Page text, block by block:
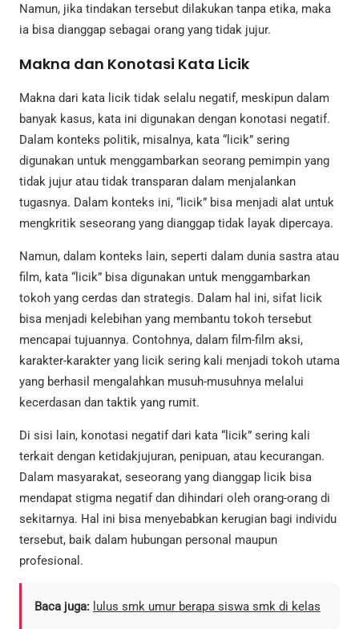
Namun, jika tindakan tersebut dilakukan tanpa etika, maka
ia bisa dianggap sebagai orang yang tidak jujur.
Makna dan Konotasi Kata Licik
Makna dari kata licik tidak selalu negatif, meskipun dalam
banyak kasus, kata ini digunakan dengan konotasi negatif.
Dalam konteks politik, misalnya, kata “licik” sering
digunakan untuk menggambarkan seorang pemimpin yang
tidak jujur atau tidak transparan dalam menjalankan
tugasnya. Dalam konteks ini, “licik” bisa menjadi alat untuk
mengkritik seseorang yang dianggap tidak layak dipercaya.
Namun, dalam konteks lain, seperti dalam dunia sastra atau
film, kata “licik” bisa digunakan untuk menggambarkan
tokoh yang cerdas dan strategis. Dalam hal ini, sifat licik
bisa menjadi kelebihan yang membantu tokoh tersebut
mencapai tujuannya. Contohnya, dalam film-film aksi,
karakter-karakter yang licik sering kali menjadi tokoh utama
yang berhasil mengalahkan musuh-musuhnya melalui
kecerdasan dan taktik yang rumit.
Di sisi lain, konotasi negatif dari kata “licik” sering kali
terkait dengan ketidakjujuran, penipuan, atau kecurangan.
Dalam masyarakat, seseorang yang dianggap licik bisa
mendapat stigma negatif dan dihindari oleh orang-orang di
sekitarnya. Hal ini bisa menyebabkan kerugian bagi individu
tersebut, baik dalam hubungan personal maupun
profesional.
Baca juga: lulus smk umur berapa siswa smk di kelas